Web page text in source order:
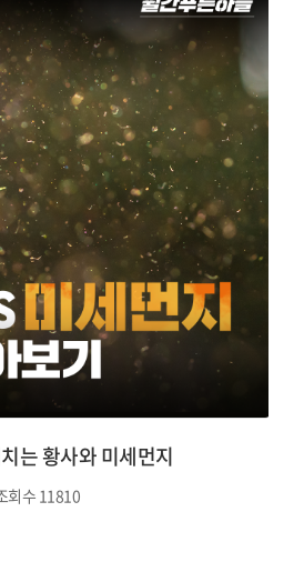
는 황사와 미세먼지
회수 11810